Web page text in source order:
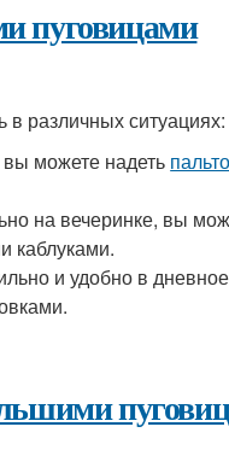
пуговицами
в различных ситуациях:
можете надеть
на вечеринке, вы
каблуками.
и удобно в